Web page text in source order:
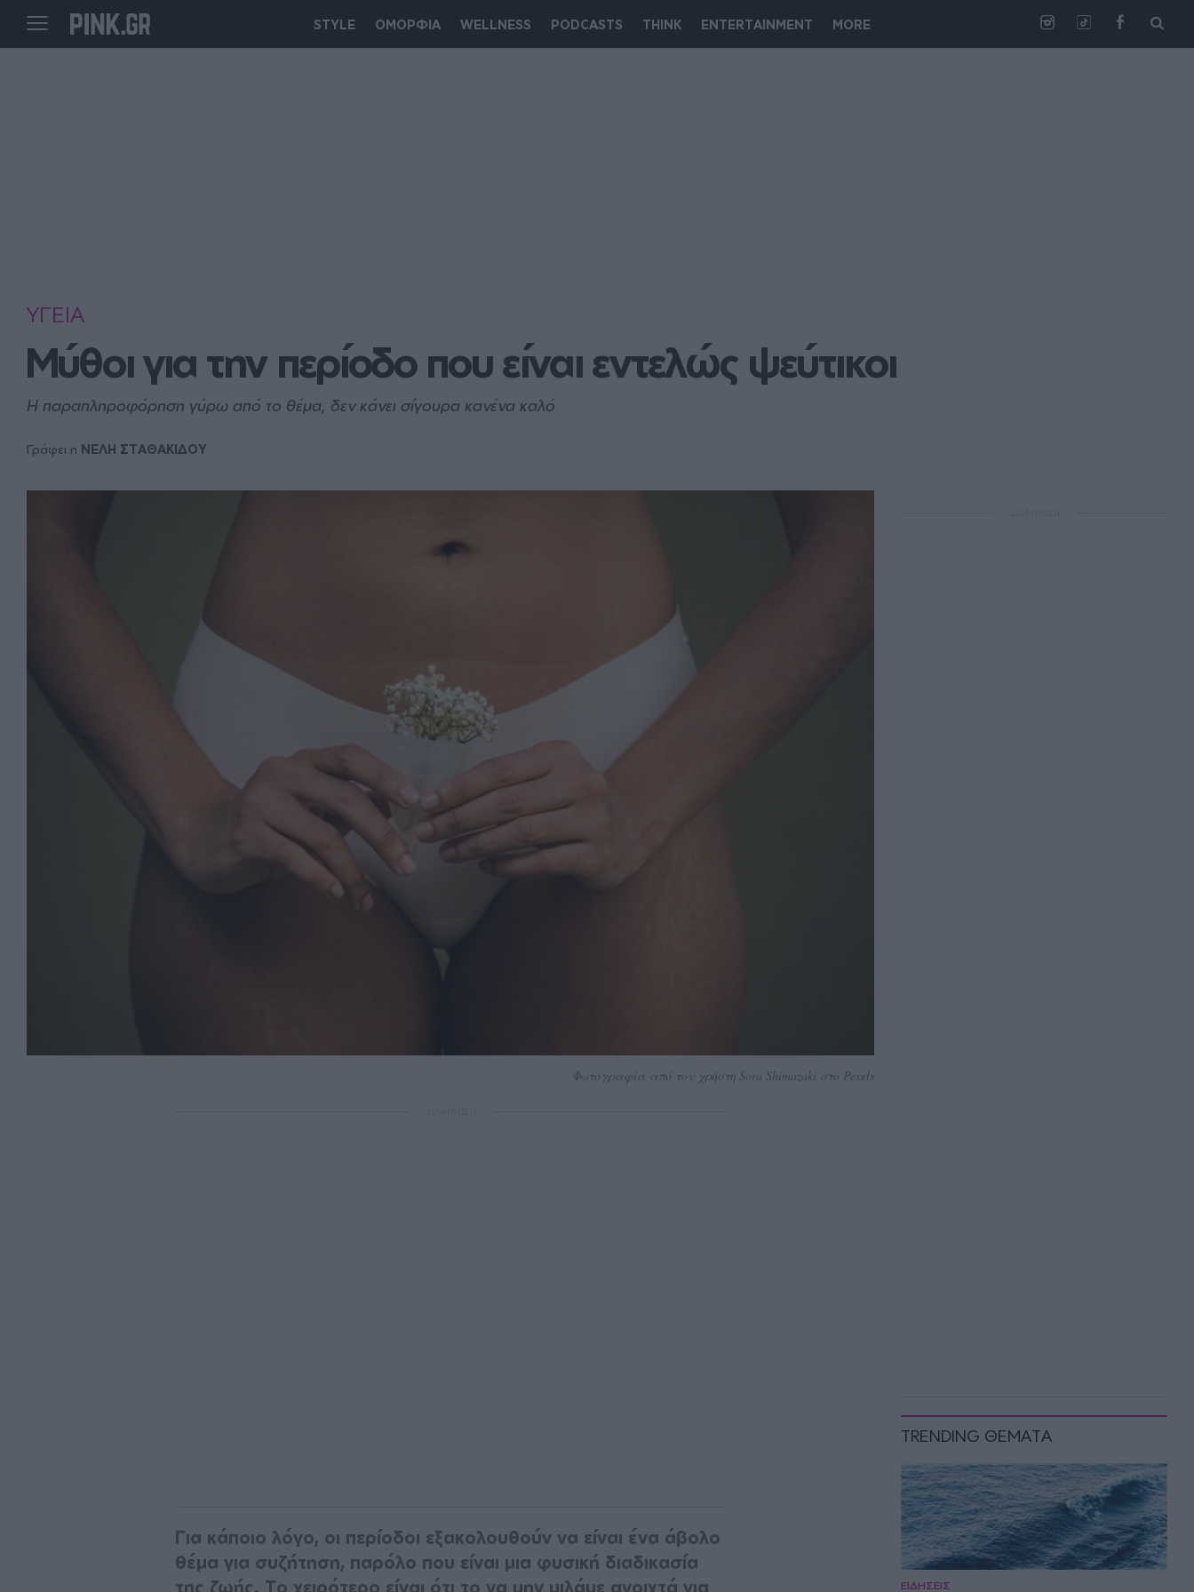
STYLE ΟΜΟΡΦΙΑ WELLNESS PODCASTS THINK ENTERTAINMENT MORE
ΥΓΕΙΑ
Μύθοι για την περίοδο που είναι εντελώς ψεύτικοι
Η παραπληροφόρηση γύρω από το θέμα, δεν κάνει σίγουρα κανένα καλό
Γράφει η ΝΕΛΗ ΣΤΑΘΑΚΙΔΟΥ
TRENDING ΘΕΜΑΤΑ
ΕΙΔΗΣΕΙΣ
Φωτογραφία από τον χρήστη Sora Shimazaki στο Pexels
Για κάποιο λόγο, οι περίοδοι εξακολουθούν να είναι ένα άβολο
θέμα για συζήτηση, παρόλο που είναι μια φυσική διαδικασία
της ζωής. Το χειρότερο είναι ότι το να μην μιλάμε ανοιχτά για